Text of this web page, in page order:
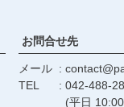
お問合せ先
メール
TEL
042-488-
(平日